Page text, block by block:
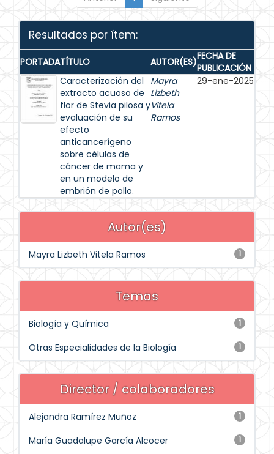
Resultados por ítem:
PORTADATÍTULO AUTOR(ES)FECHA DE
PUBLICACIÓN
Caracterización del
extracto acuoso de
flor de Stevia pilosa y
evaluación de su
efecto
anticancerígeno
sobre células de
cáncer de mama y
en un modelo de
embrión de pollo.
Mayra
Lizbeth
Vitela
Ramos
29-ene-2025
Autor(es)
1
Mayra Lizbeth Vitela Ramos
Temas
1
Biología y Química
1
Otras Especialidades de la Biología
Director / colaboradores
1
Alejandra Ramírez Muñoz
1
María Guadalupe García Alcocer